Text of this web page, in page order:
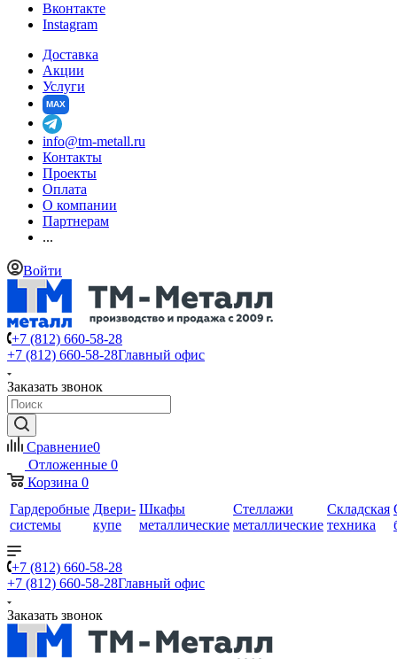
Вконтакте
Instagram
Доставка
Акции
Услуги
MAX
info@tm-metall.ru
Контакты
Проекты
Оплата
О компании
Партнерам
...
Войти
+7 (812) 660-58-28
+7 (812) 660-58-28Главный офис
Заказать звонок
Сравнение0
Отложенные 0
Корзина 0
Гардеробные
системы
Двери-
купе
Шкафы
металлические
Стеллажи
металлические
Складская
техника
+7 (812) 660-58-28
+7 (812) 660-58-28Главный офис
Заказать звонок